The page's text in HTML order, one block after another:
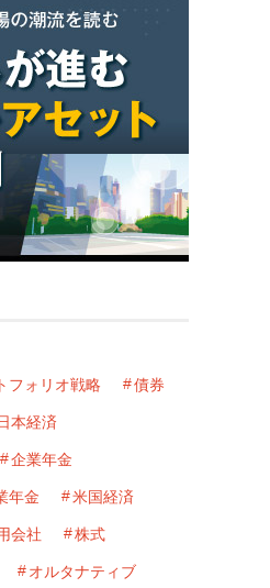
フォリオ戦略 債券
本経済
企業年金
年金 米国経済
会社 株式
オルタナティブ